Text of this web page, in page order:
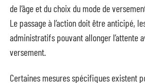
de l’âge et du choix du mode de
Le passage à l’action doit être anticipé,
administratifs pouvant allonger l’attente
versement.
Certaines mesures spécifiques existent